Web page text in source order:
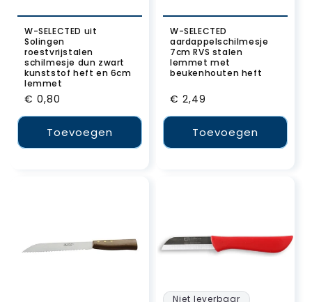
W-SELECTED uit
Solingen
roestvrijstalen
schilmesje dun zwart
kunststof heft en 6cm
lemmet
Normale
prijs
€ 0,80
Toevoegen
W-SELECTED
aardappelschilmesje
7cm RVS stalen
lemmet met
beukenhouten heft
Normale
prijs
€ 2,49
Toevoegen
Niet leverbaar